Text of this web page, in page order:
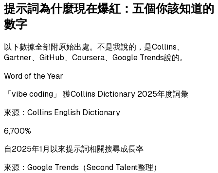
提示詞為什麼現在爆紅：五個你該知道的
數字
以下數據全部附原始出處。不是我說的，是Collins、
Gartner、GitHub、Coursera、Google Trends說的。
Word of the Year
「vibe coding」 獲Collins Dictionary 2025年度詞彙
來源： Collins English Dictionary
6,700%
自2025年1月以來提示詞相關搜尋成長率
來源： Google Trends（Second Talent整理）